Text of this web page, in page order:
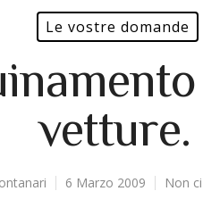
Le vostre domande
vetture.
6 Marzo 2009 Non